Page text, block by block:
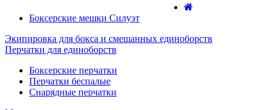
Боксерские мешки Силуэт
Экипировка для бокса и смешанных единоборств
Перчатки для единоборств
Боксерские перчатки
Перчатки беспалые
Снарядные перчатки